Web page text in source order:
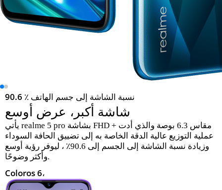
90.6 ٪ نسبة الشاشة إلى جسم الهاتف
شاشة أكبر، عرض أوسع
يأتي realme 5 pro بشاشة FHD + مقاس 6.3 بوصة والذي أدت
عملية التوزيع عالية الدقة الخاصة به إلى تضييق الحافة السوداء
وزيادة نسبة الشاشة إلى الجسم إلى 90.6٪ ، ليوفر رؤية أوسع
وأكثر وضوحًا.
Coloros 6،